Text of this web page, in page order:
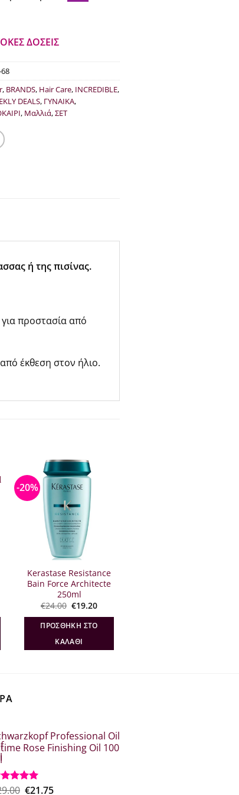
ΔΟΣΕΙΣ
, BRANDS, Hair Care, INCREDIBLE,
DEALS, ΓΥΝΑΙΚΑ,
, Μαλλιά,ΣΕΤ
ή της πισίνας.
προστασία από
έκθεση στον ήλιο.
-20%
Kerastase Resistance
Bain Force Architecte
250ml
€24.00 Original
was:
€24.00.
€19.20Η
τιμή
είναι:
ΠΡΟΣΘΉΚΗ ΣΤΟ
ΚΑΛΆΘΙ
Professional Oil
Rose Finishing Oil 100
Original
€21.75Η